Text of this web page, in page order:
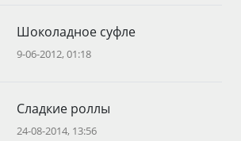
Шоколадное суфле
9-06-2012, 01:18
Сладкие роллы
24-08-2014, 13:56